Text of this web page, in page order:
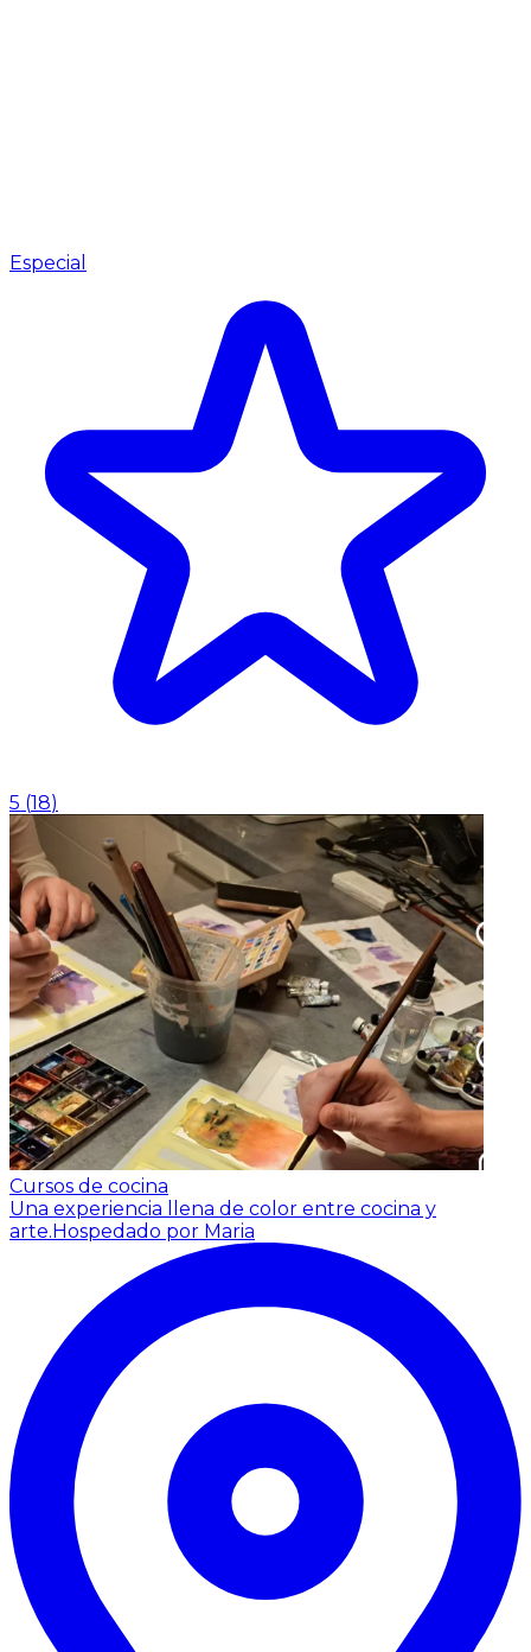
Especial
5 (18)
Cursos de cocina
Una experiencia llena de color entre cocina y
arte. Hospedado por Maria